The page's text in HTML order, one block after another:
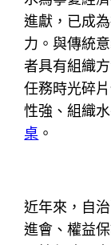
進獻，已成
力。與傳統
者具有組織
任務時光碎
性強、組織
桌 。
近年來，自
進會、權益